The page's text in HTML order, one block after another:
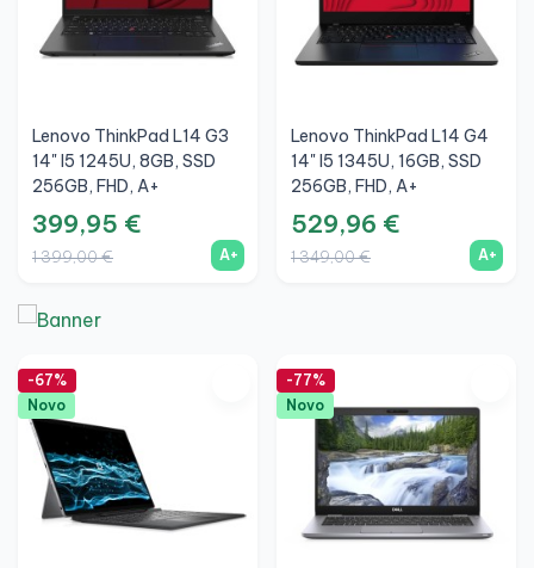
Lenovo ThinkPad L14 G3
14" I5 1245U, 8GB, SSD
256GB, FHD, A+
399,95 €
1 399,00 € A+
Lenovo ThinkPad L14 G4
14" I5 1345U, 16GB, SSD
256GB, FHD, A+
529,96 €
1 349,00 € A+
-67%
Novo
-77%
Novo